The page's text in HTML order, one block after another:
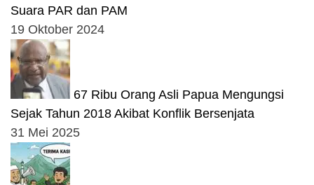
Suara PAR dan PAM
19 Oktober 2024
67 Ribu Orang Asli Papua Mengungsi
Sejak Tahun 2018 Akibat Konflik Bersenjata
31 Mei 2025